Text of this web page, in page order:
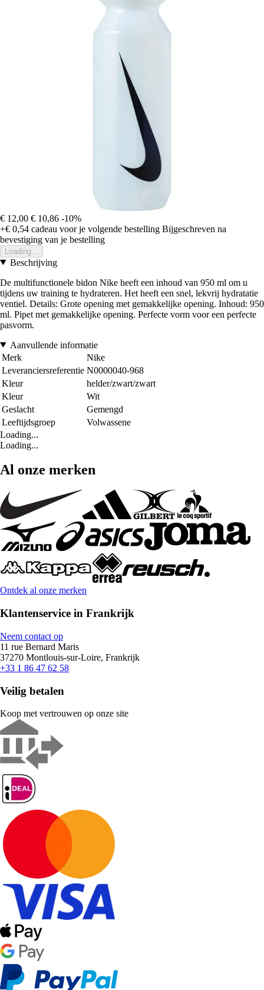
€ 12,00 € 10,86 -10%
+€ 0,54 cadeau voor je volgende bestelling Bijgeschreven na
bevestiging van je bestelling
Loading...
Beschrijving
De multifunctionele bidon Nike heeft een inhoud van 950 ml om u
tijdens uw training te hydrateren. Het heeft een snel, lekvrij hydratatie
ventiel. Details: Grote opening met gemakkelijke opening. Inhoud: 950
ml. Pipet met gemakkelijke opening. Perfecte vorm voor een perfecte
pasvorm.
Aanvullende informatie
Merk
Nike
Leveranciersreferentie N0000040-968
Kleur
helder/zwart/zwart
Kleur
Wit
Geslacht
Gemengd
Leeftijdsgroep
Volwassene
Loading...
Loading...
Al onze merken
Ontdek al onze merken
Klantenservice in Frankrijk
Neem contact op
11 rue Bernard Maris
37270 Montlouis-sur-Loire, Frankrijk
+33 1 86 47 62 58
Veilig betalen
Koop met vertrouwen op onze site